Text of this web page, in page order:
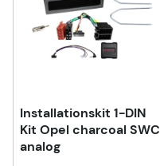
Installationskit 1-DIN
Kit Opel charcoal SWC
analog